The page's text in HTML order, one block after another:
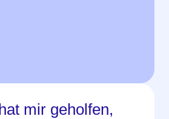
mir geholfen,